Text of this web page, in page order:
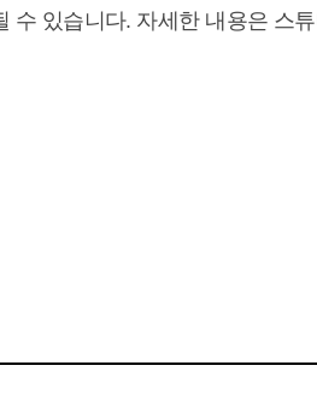
수 있습니다. 자세한 내용은 스